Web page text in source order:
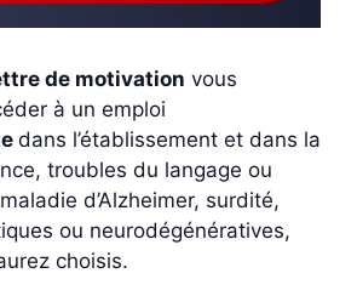
de motivation vous
à un emploi
dans l’établissement et dans la
troubles du langage ou
d’Alzheimer, surdité,
ou neurodégénératives,
choisis.